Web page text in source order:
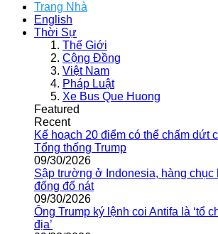
Trang Nhà
English
Thời Sự
Thế Giới
Cộng Đồng
Việt Nam
Pháp Luật
Xe Bus Que Huong
Featured
Recent
Kế hoạch 20 điểm có thể chấm dứt
Tổng thống Trump
09/30/2026
Sập trường ở Indonesia, hàng chục
đống đổ nát
09/30/2026
Ông Trump ký lệnh coi Antifa là ‘tổ
địa’